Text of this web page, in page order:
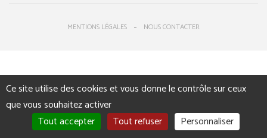
MENTIONS LÉGALES NOUS CONTACTER
Ce site utilise des cookies et vous donne le contrôle sur ceux
que vous souhaitez activer
Tout accepter
Tout refuser Personnaliser